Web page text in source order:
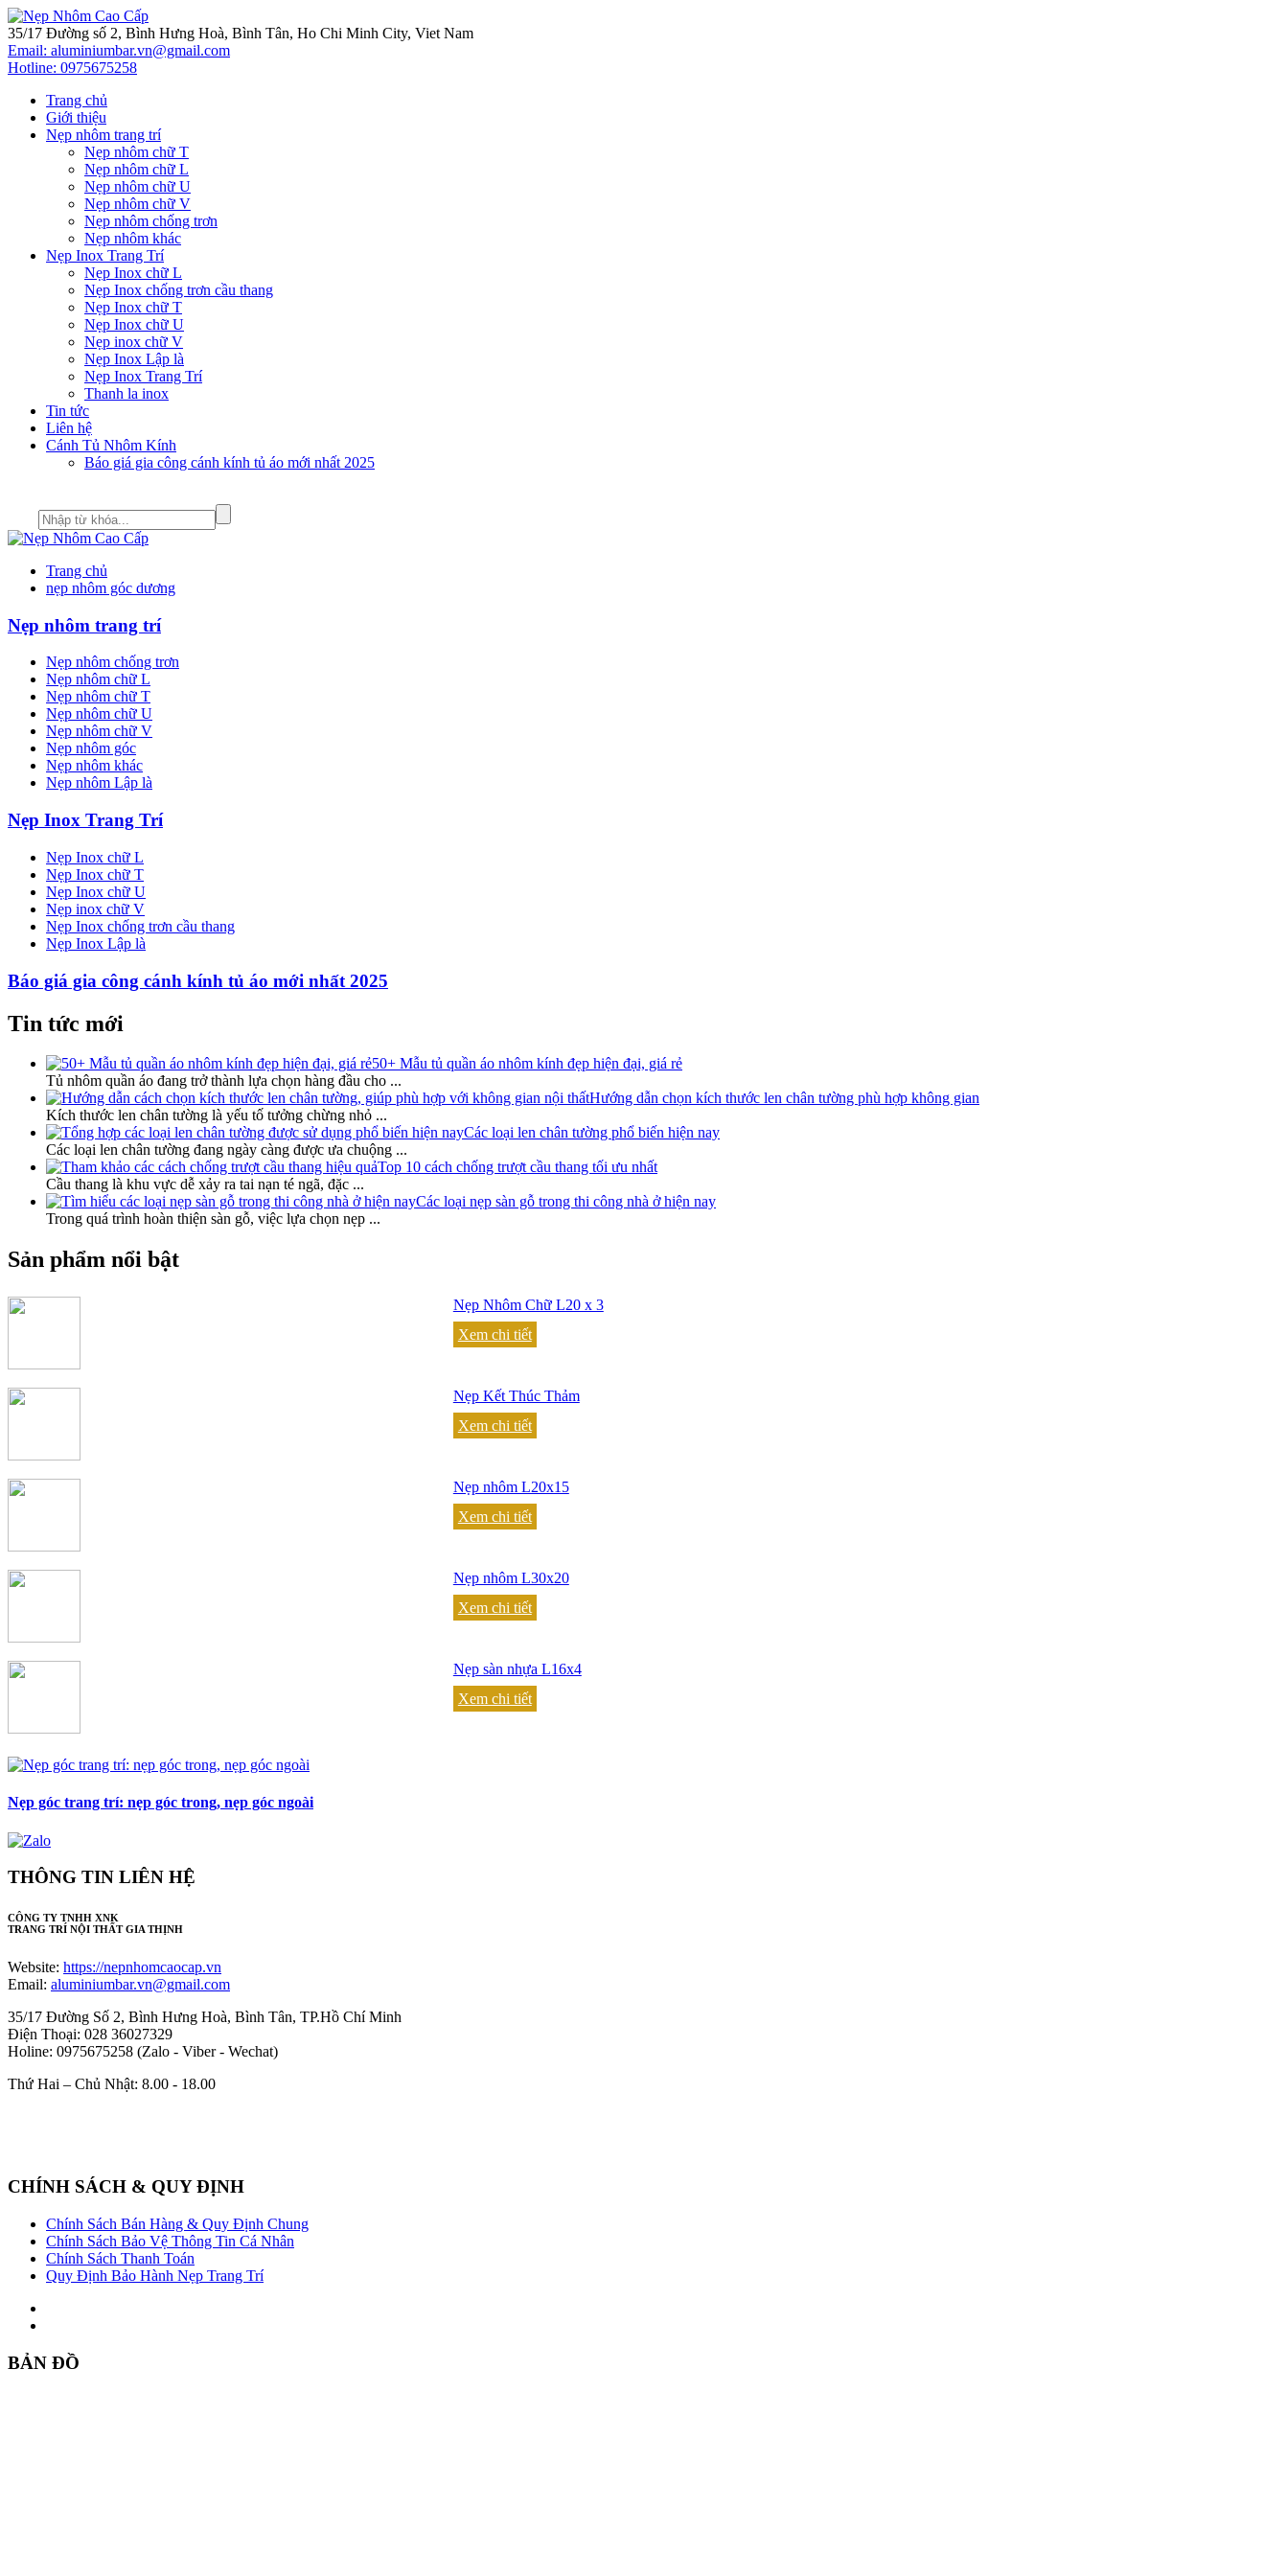
35/17 Đường số 2, Bình Hưng Hoà, Bình Tân, Ho Chi Minh City, Viet Nam
Email: aluminiumbar.vn@gmail.com
Hotline: 0975675258
Trang chủ
Giới thiệu
Nẹp nhôm trang trí
Nẹp nhôm chữ T
Nẹp nhôm chữ L
Nẹp nhôm chữ U
Nẹp nhôm chữ V
Nẹp nhôm chống trơn
Nẹp nhôm khác
Nẹp Inox Trang Trí
Nẹp Inox chữ L
Nẹp Inox chống trơn cầu thang
Nẹp Inox chữ T
Nẹp Inox chữ U
Nẹp inox chữ V
Nẹp Inox Lập là
Nẹp Inox Trang Trí
Thanh la inox
Tin tức
Liên hệ
Cánh Tủ Nhôm Kính
Báo giá gia công cánh kính tủ áo mới nhất 2025
Trang chủ
nẹp nhôm góc dương
Nẹp nhôm trang trí
Nẹp nhôm chống trơn
Nẹp nhôm chữ L
Nẹp nhôm chữ T
Nẹp nhôm chữ U
Nẹp nhôm chữ V
Nẹp nhôm góc
Nẹp nhôm khác
Nẹp nhôm Lập là
Nẹp Inox Trang Trí
Nẹp Inox chữ L
Nẹp Inox chữ T
Nẹp Inox chữ U
Nẹp inox chữ V
Nẹp Inox chống trơn cầu thang
Nẹp Inox Lập là
Báo giá gia công cánh kính tủ áo mới nhất 2025
Tin tức mới
50+ Mẫu tủ quần áo nhôm kính đẹp hiện đại, giá rẻ
Tủ nhôm quần áo đang trở thành lựa chọn hàng đầu cho ...
Hướng dẫn chọn kích thước len chân tường phù hợp không gian
Kích thước len chân tường là yếu tố tưởng chừng nhỏ ...
Các loại len chân tường phổ biến hiện nay
Các loại len chân tường đang ngày càng được ưa chuộng ...
Top 10 cách chống trượt cầu thang tối ưu nhất
Cầu thang là khu vực dễ xảy ra tai nạn té ngã, đặc ...
Các loại nẹp sàn gỗ trong thi công nhà ở hiện nay
Trong quá trình hoàn thiện sàn gỗ, việc lựa chọn nẹp ...
Sản phẩm nổi bật
Nẹp Nhôm Chữ L20 x 3
Xem chi tiết
Nẹp Kết Thúc Thảm
Xem chi tiết
Nẹp nhôm L20x15
Xem chi tiết
Nẹp nhôm L30x20
Xem chi tiết
Nẹp sàn nhựa L16x4
Xem chi tiết
Nẹp góc trang trí: nẹp góc trong, nẹp góc ngoài
THÔNG TIN LIÊN HỆ
CÔNG TY TNHH XNK
TRANG TRÍ NỘI THẤT GIA THỊNH
Website: https://nepnhomcaocap.vn
Email: aluminiumbar.vn@gmail.com
35/17 Đường Số 2, Bình Hưng Hoà, Bình Tân, TP.Hồ Chí Minh
Điện Thoại: 028 36027329
Holine: 0975675258 (Zalo - Viber - Wechat)
Thứ Hai – Chủ Nhật: 8.00 - 18.00
CHÍNH SÁCH & QUY ĐỊNH
Chính Sách Bán Hàng & Quy Định Chung
Chính Sách Bảo Vệ Thông Tin Cá Nhân
Chính Sách Thanh Toán
Quy Định Bảo Hành Nẹp Trang Trí
BẢN ĐỒ